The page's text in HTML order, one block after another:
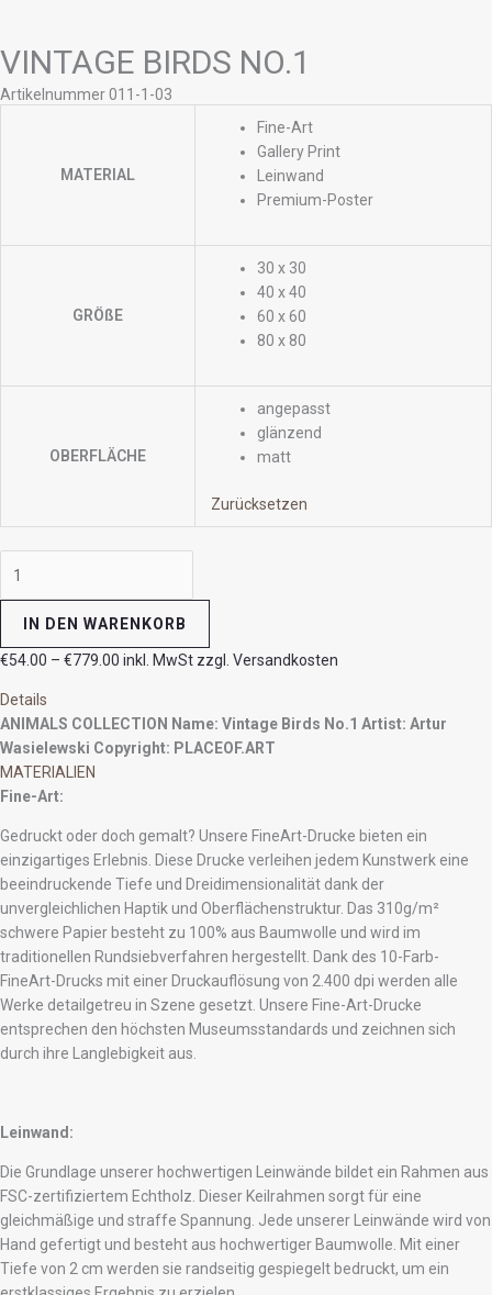
VINTAGE BIRDS NO.1
Artikelnummer 011-1-03
MATERIAL
Fine-Art
Gallery Print
Leinwand
Premium-Poster
GRÖßE
30 x 30
40 x 40
60 x 60
80 x 80
OBERFLÄCHE
angepasst
glänzend
matt
Zurücksetzen
IN DEN WARENKORB
€54.00 – €779.00 inkl. MwSt zzgl. Versandkosten
Details
ANIMALS COLLECTION Name: Vintage Birds No.1 Artist: Artur
Wasielewski Copyright: PLACEOF.ART
MATERIALIEN
Fine-Art:
Gedruckt oder doch gemalt? Unsere FineArt-Drucke bieten ein
einzigartiges Erlebnis. Diese Drucke verleihen jedem Kunstwerk eine
beeindruckende Tiefe und Dreidimensionalität dank der
unvergleichlichen Haptik und Oberflächenstruktur. Das 310g/m²
schwere Papier besteht zu 100% aus Baumwolle und wird im
traditionellen Rundsiebverfahren hergestellt. Dank des 10-Farb-
FineArt-Drucks mit einer Druckauflösung von 2.400 dpi werden alle
Werke detailgetreu in Szene gesetzt. Unsere Fine-Art-Drucke
entsprechen den höchsten Museumsstandards und zeichnen sich
durch ihre Langlebigkeit aus.
Leinwand:
Die Grundlage unserer hochwertigen Leinwände bildet ein Rahmen aus
FSC-zertifiziertem Echtholz. Dieser Keilrahmen sorgt für eine
gleichmäßige und straffe Spannung. Jede unserer Leinwände wird von
Hand gefertigt und besteht aus hochwertiger Baumwolle. Mit einer
Tiefe von 2 cm werden sie randseitig gespiegelt bedruckt, um ein